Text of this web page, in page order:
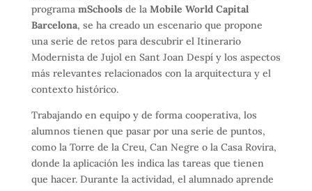
programa mSchoolsde la Mobile World Capital
Barcelona, ​​se ha creado un escenario que propone
una serie de retos para descubrir el Itinerario
Modernista de Jujol en Sant Joan Despí y los aspectos
más relevantes relacionados con la arquitectura y el
contexto histórico.
Trabajando en equipo y de forma cooperativa, los
alumnos tienen que pasar por una serie de puntos,
como la Torre de la Creu, Can Negre o la Casa Rovira,
donde la aplicación les indica las tareas que tienen
que hacer. Durante la actividad, el alumnado aprende